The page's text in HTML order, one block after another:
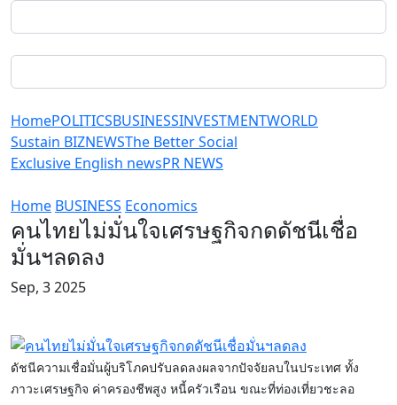
HomePOLITICSBUSINESSINVESTMENTWORLD
Sustain BIZNEWSThe Better Social
Exclusive English newsPR NEWS
Home BUSINESS Economics
คนไทยไม่มั่นใจเศรษฐกิจกดดัชนีเชื่อ
มั่นฯลดลง
Sep, 3 2025
ดัชนีความเชื่อมั่นผู้บริโภคปรับลดลงผลจากปัจจัยลบในประเทศ ทั้ง
ภาวะเศรษฐกิจ ค่าครองชีพสูง หนี้ครัวเรือน ขณะที่ท่องเที่ยวชะลอ